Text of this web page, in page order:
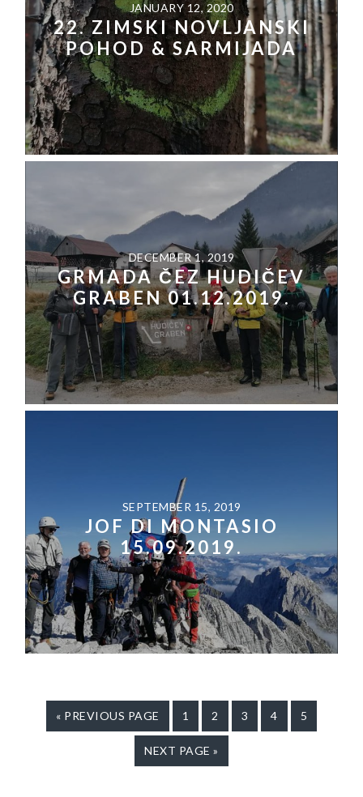
JANUARY 12, 2020
22. ZIMSKI NOVLJANSKI
POHOD & SARMIJADA
DECEMBER 1, 2019
GRMADA ČEZ HUDIČEV
GRABEN 01.12.2019.
SEPTEMBER 15, 2019
JOF DI MONTASIO
15.09.2019.
« PREVIOUS PAGE PAGE
1 PAGE
2 PAGE
3 PAGE
4 PAGE
5
NEXT PAGE »